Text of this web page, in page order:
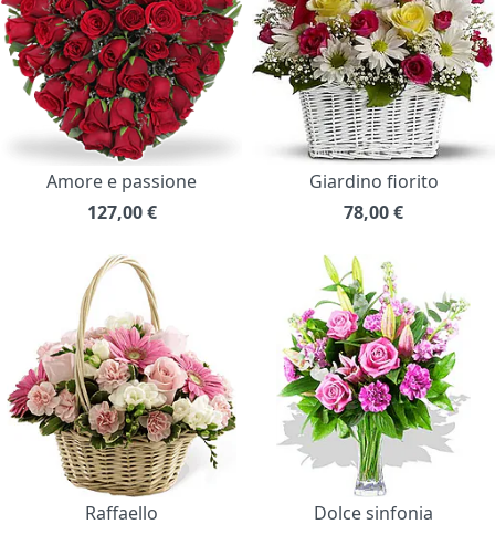
Amore e passione
127,00 €
Giardino fiorito
78,00€
Raffaello
Dolce sinfonia